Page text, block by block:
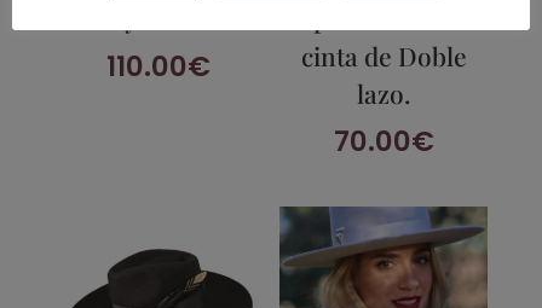
110.00€
cinta de Doble
lazo.
70.00€